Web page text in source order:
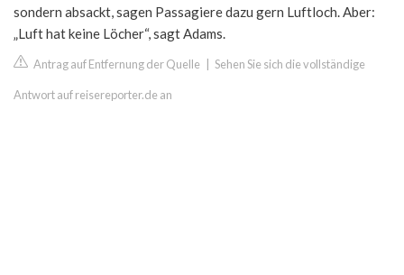
sondern absackt, sagen Passagiere dazu gern Luftloch. Aber:
„Luft hat keine Löcher“, sagt Adams.
Antrag auf Entfernung der Quelle Sehen Sie sich die vollständige
Antwort auf reisereporter.de an